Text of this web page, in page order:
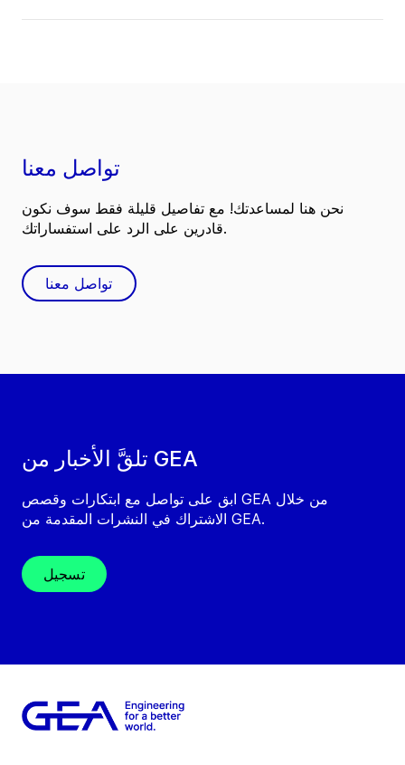
تلقَّ الأخبار من GEA
ابق على تواصل مع ابتكارات وقصص GEA من خلال
الاشتراك في النشرات المقدمة من GEA.
تسجيل
تواصل معنا
نحن هنا لمساعدتك! مع تفاصيل قليلة فقط سوف نكون
قادرين على الرد على استفساراتك.
تواصل معنا